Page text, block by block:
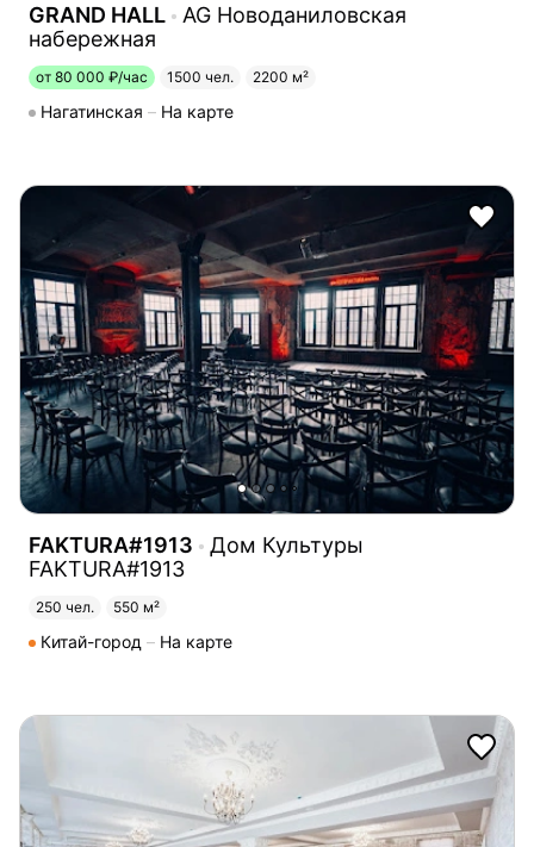
GRAND HALL
AG Новоданиловская
набережная
от 80 000 ₽/час 1500 чел. 2200 м²
Нагатинская На карте
FAKTURA#1913
Дом Культуры
FAKTURA#1913
250 чел. 550 м²
Китай-город На карте